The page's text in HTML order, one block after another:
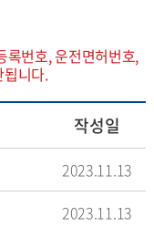
록번호, 운전면허번호,
니다.
작성일
2023.11.13
2023.11.13